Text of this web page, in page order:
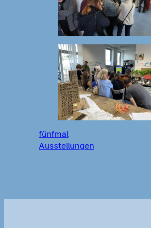
fünfmal
Ausstellungen